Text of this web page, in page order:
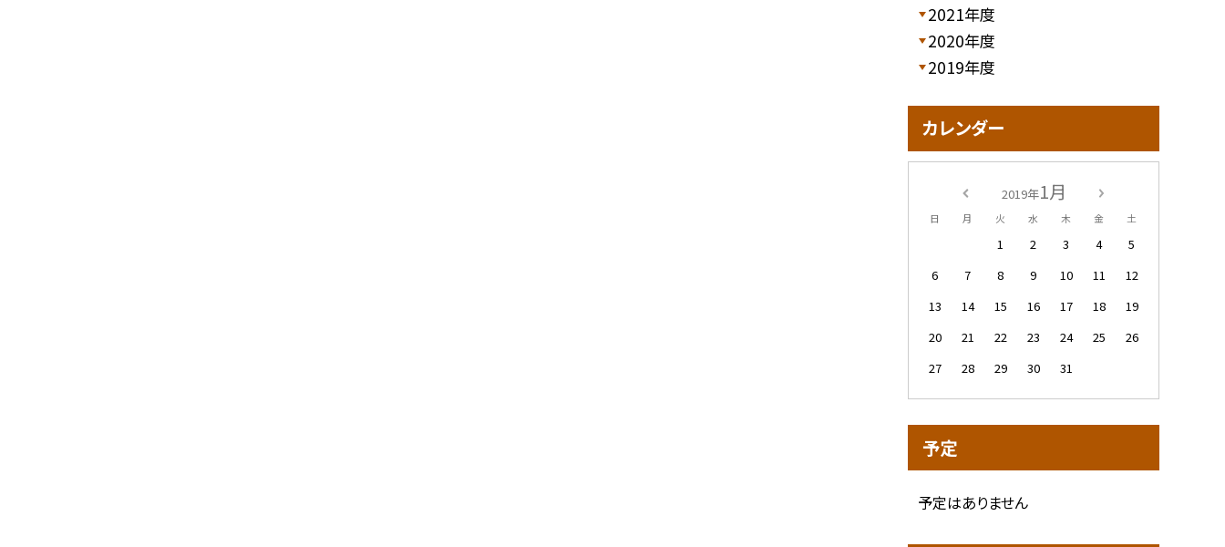
2021年度
2020年度
2019年度
カレンダー
2019年1月
日 月 火 水 木 金 土
1 2 3 4
5
6
7 8 9 10 11
12
13
14 15 16 17 18
19
20
21 22 23 24 25
26
27
28 29 30 31
予定
予定はありません